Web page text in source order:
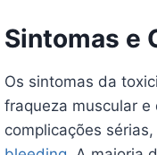
Sintomas e
Os sintomas da
fraqueza muscular e
complicações